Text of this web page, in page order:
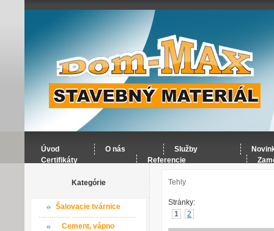
Úvod O nás Služby
Certifikáty
Referencie
Kategórie
Šalovacie tvárnice
Cement, vápno
Tehly
Stránky:
1
2